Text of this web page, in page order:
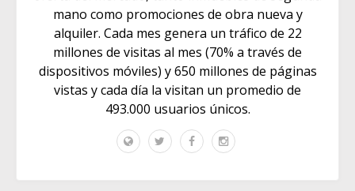
mano como promociones de obra nueva y
alquiler. Cada mes genera un tráfico de 22
millones de visitas al mes (70% a través de
dispositivos móviles) y 650 millones de páginas
vistas y cada día la visitan un promedio de
493.000 usuarios únicos.